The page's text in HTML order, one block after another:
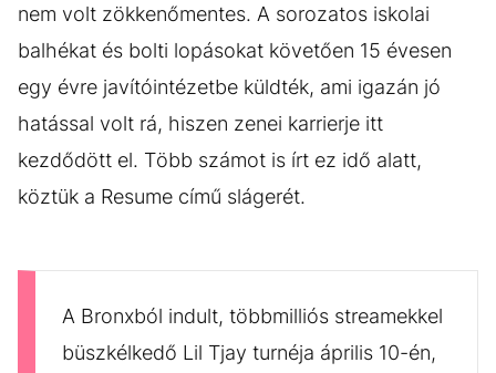
nem volt zökkenőmentes. A sorozatos iskolai
balhékat és bolti lopásokat követően 15 évesen
egy évre javítóintézetbe küldték, ami igazán jó
hatással volt rá, hiszen zenei karrierje itt
kezdődött el. Több számot is írt ez idő alatt,
köztük a Resume című slágerét.
A Bronxból indult, többmilliós streamekkel
büszkélkedő Lil Tjay turnéja április 10-én,